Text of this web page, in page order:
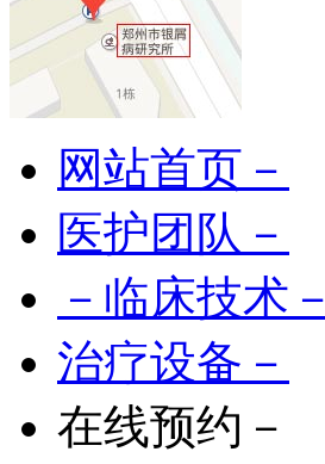
网站首页－
医护团队－
－临床技术－
治疗设备－
在线预约－